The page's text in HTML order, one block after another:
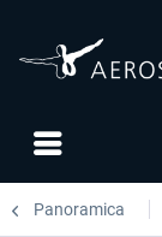
Panoramica